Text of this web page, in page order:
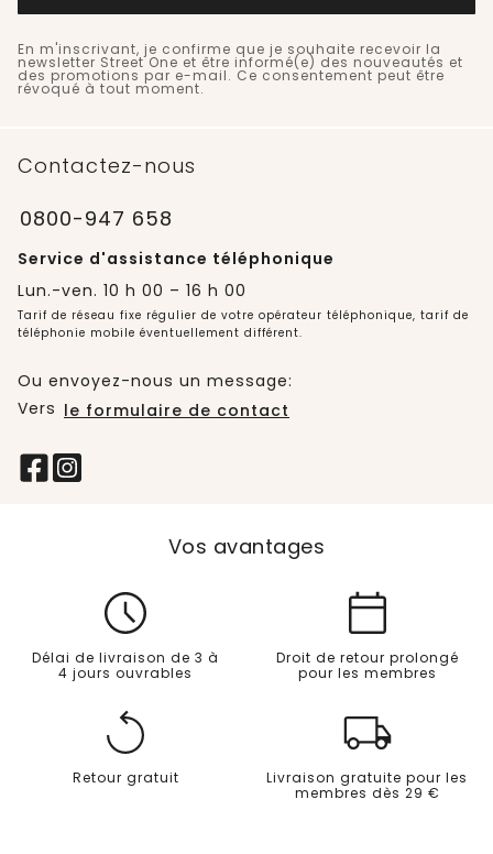
En m'inscrivant, je confirme que je souhaite recevoir la
newsletter Street One et être informé(e) des nouveautés et
des promotions par e-mail. Ce consentement peut être
révoqué à tout moment.
Contactez-nous
0800-947 658
Service d'assistance téléphonique
Lun.-ven. 10 h 00 – 16 h 00
Tarif de réseau fixe régulier de votre opérateur téléphonique, tarif de
téléphonie mobile éventuellement différent.
Ou envoyez-nous un message:
Vers le formulaire de contact
Vos avantages
Délai de livraison de 3 à
4 jours ouvrables
Droit de retour prolongé
pour les membres
Retour gratuit
Livraison gratuite pour les
membres dès 29 €